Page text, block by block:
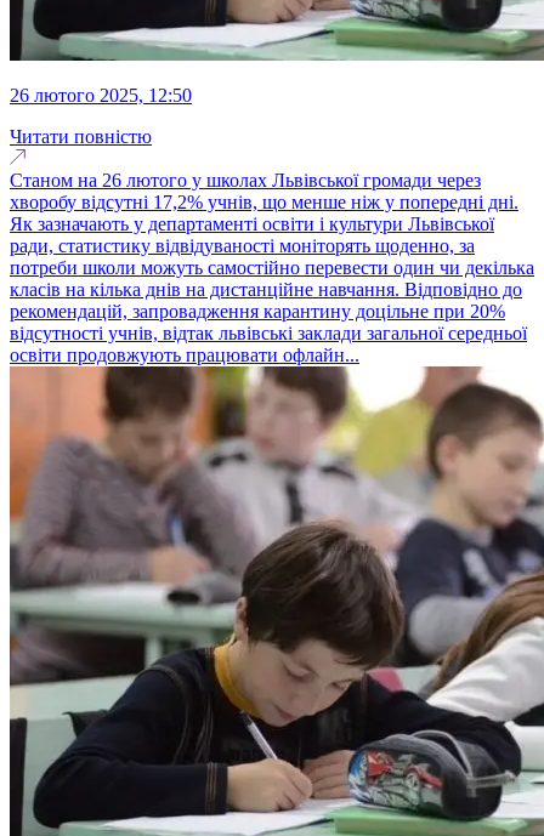
26 лютого 2025, 12:50
Читати повністю
Станом на 26 лютого у школах Львівської громади через
хворобу відсутні 17,2% учнів, що менше ніж у попередні дні.
Як зазначають у департаменті освіти і культури Львівської
ради, статистику відвідуваності моніторять щоденно, за
потреби школи можуть самостійно перевести один чи декілька
класів на кілька днів на дистанційне навчання. Відповідно до
рекомендацій, запровадження карантину доцільне при 20%
відсутності учнів, відтак львівські заклади загальної середньої
освіти продовжують працювати офлайн...